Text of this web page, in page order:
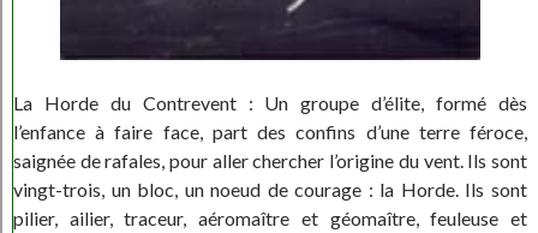
La Horde du Contrevent : Un groupe d’élite, formé dès
l’enfance à faire face, part des confins d’une terre féroce,
saignée de rafales, pour aller chercher l’origine du vent. Ils sont
vingt-trois, un bloc, un noeud de courage : la Horde. Ils sont
pilier, ailier, traceur, aéromaître et géomaître, feuleuse et